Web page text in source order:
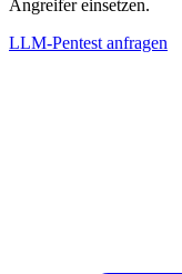
Angreifer einsetzen.
LLM-Pentest anfragen